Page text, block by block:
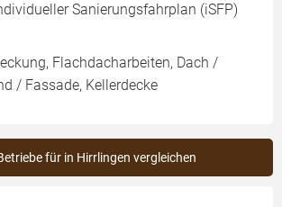
Sanierungsfahrplan (iSFP)
Flachdacharbeiten, Dach /
/ Fassade, Kellerdecke
für in Hirrlingen vergleichen